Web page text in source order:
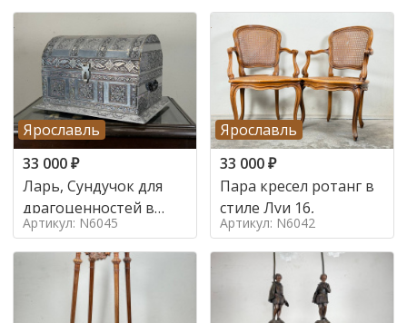
Ярославль
33 000₽
Ларь, Сундучок для
драгоценностей в
стиле
Артикул: N6045
Ярославль
33 000₽
Пара кресел ротанг в
стиле Луи 16,
Артикул: N6042